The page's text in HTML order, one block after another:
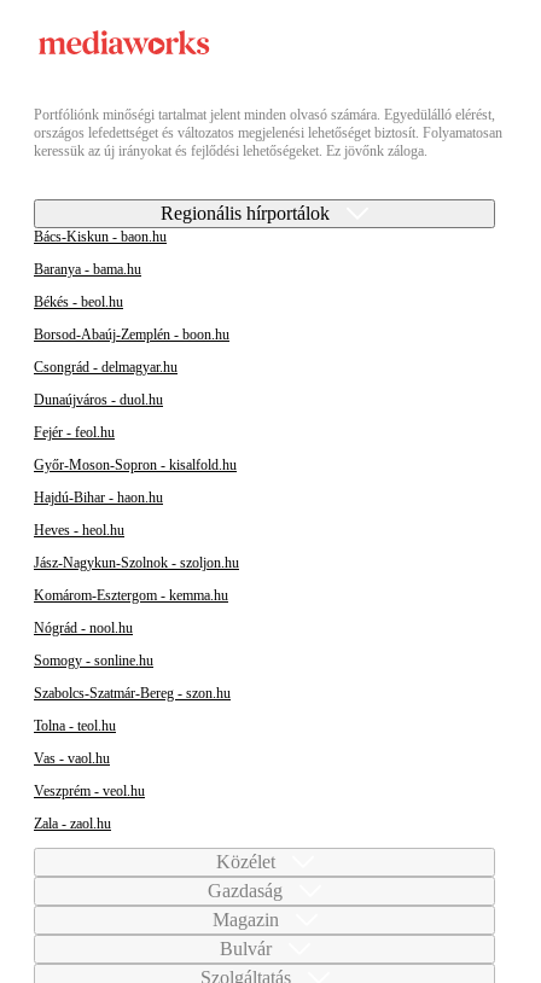
Portfóliónk minőségi tartalmat jelent minden olvasó számára. Egyedülálló elérést,
országos lefedettséget és változatos megjelenési lehetőséget biztosít. Folyamatosan
keressük az új irányokat és fejlődési lehetőségeket. Ez jövőnk záloga.
Regionális hírportálok
Bács-Kiskun - baon.hu
Baranya - bama.hu
Békés - beol.hu
Borsod-Abaúj-Zemplén - boon.hu
Csongrád - delmagyar.hu
Dunaújváros - duol.hu
Fejér - feol.hu
Győr-Moson-Sopron - kisalfold.hu
Hajdú-Bihar - haon.hu
Heves - heol.hu
Jász-Nagykun-Szolnok - szoljon.hu
Komárom-Esztergom - kemma.hu
Nógrád - nool.hu
Somogy - sonline.hu
Szabolcs-Szatmár-Bereg - szon.hu
Tolna - teol.hu
Vas - vaol.hu
Veszprém - veol.hu
Zala - zaol.hu
Közélet
Gazdaság
Magazin
Bulvár
Szolgáltatás